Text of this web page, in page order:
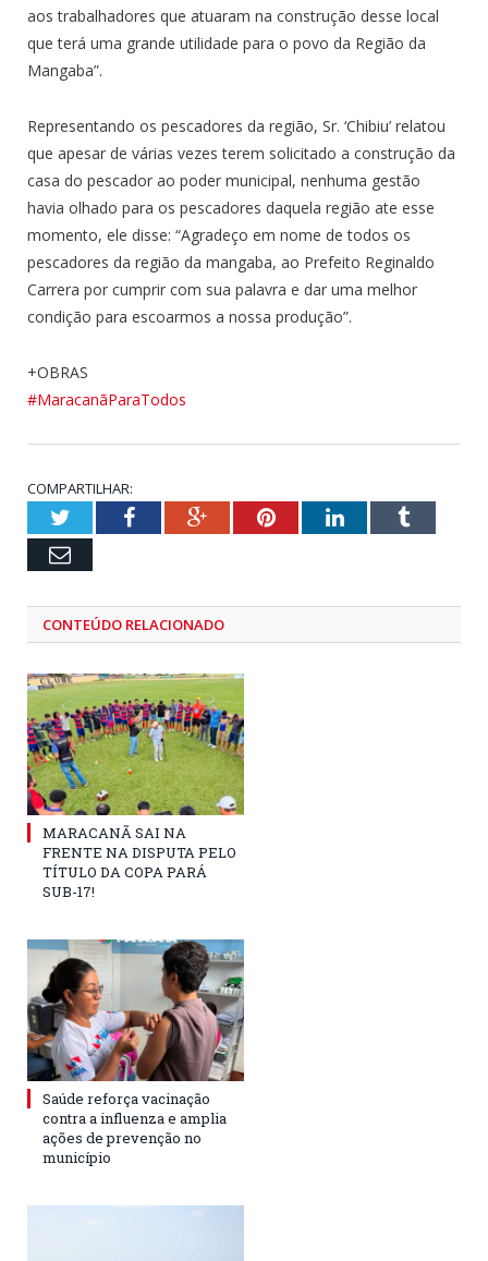
aos trabalhadores que atuaram na construção desse local
que terá uma grande utilidade para o povo da Região da
Mangaba”.
Representando os pescadores da região, Sr. ‘Chibiu’ relatou
que apesar de várias vezes terem solicitado a construção da
casa do pescador ao poder municipal, nenhuma gestão
havia olhado para os pescadores daquela região ate esse
momento, ele disse: “Agradeço em nome de todos os
pescadores da região da mangaba, ao Prefeito Reginaldo
Carrera por cumprir com sua palavra e dar uma melhor
condição para escoarmos a nossa produção”.
+OBRAS
#MaracanãParaTodos
COMPARTILHAR:
TwitterFacebookGoogle+PinterestLinkedInTumblr
Email
CONTEÚDO RELACIONADO
MARACANÃ SAI NA
FRENTE NA DISPUTA PELO
TÍTULO DA COPA PARÁ
SUB-17!
Saúde reforça vacinação
contra a influenza e amplia
ações de prevenção no
município